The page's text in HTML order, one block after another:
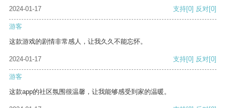
2024-01-17 支持[0] 反对[0]
游客
这款游戏的剧情非常感人，让我久久不能忘怀。
2024-01-17 支持[0] 反对[0]
游客
这款app的社区氛围很温馨，让我能够感受到家的温暖。